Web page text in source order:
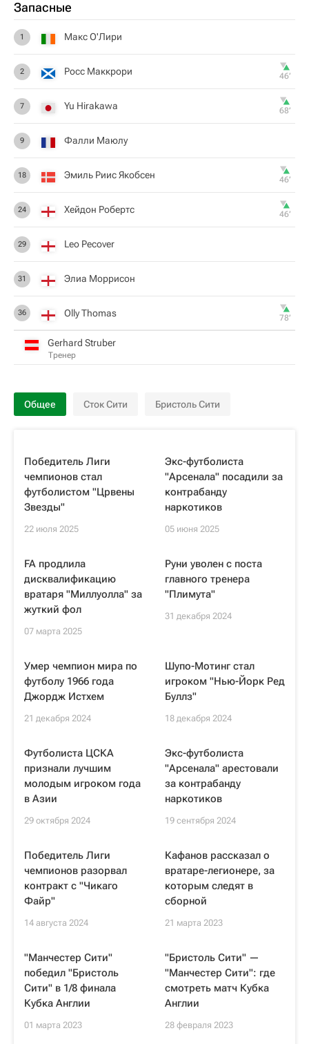
Запасные
1 Макс О'Лири
2 Росс Маккрори 46‎’‎
7 Yu Hirakawa 68‎’‎
9 Фалли Маюлу
18 Эмиль Риис Якобсен 46‎’‎
24 Хейдон Робертс 46‎’‎
29 Leo Pecover
31 Элиа Моррисон
36 Olly Thomas 78‎’‎
Gerhard Struber
Тренер
Общее Сток Сити Бристоль Сити
Победитель Лиги
чемпионов стал
футболистом "Црвены
Звезды"
22 июля 2025
Экс-футболиста
"Арсенала" посадили за
контрабанду
наркотиков
05 июня 2025
FA продлила
дисквалификацию
вратаря "Миллуолла" за
жуткий фол
07 марта 2025
Руни уволен с поста
главного тренера
"Плимута"
31 декабря 2024
Умер чемпион мира по
футболу 1966 года
Джордж Истхем
21 декабря 2024
Шупо-Мотинг стал
игроком "Нью-Йорк Ред
Буллз"
18 декабря 2024
Футболиста ЦСКА
признали лучшим
молодым игроком года
в Азии
29 октября 2024
Экс-футболиста
"Арсенала" арестовали
за контрабанду
наркотиков
19 сентября 2024
Победитель Лиги
чемпионов разорвал
контракт с "Чикаго
Файр"
14 августа 2024
Кафанов рассказал о
вратаре-легионере, за
которым следят в
сборной
21 марта 2023
"Манчестер Сити"
победил "Бристоль
Сити" в 1/8 финала
Кубка Англии
01 марта 2023
"Бристоль Сити" —
"Манчестер Сити": где
смотреть матч Кубка
Англии
28 февраля 2023